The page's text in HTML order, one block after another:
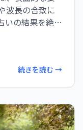
波長の合致に
いの結果を絶対
性を丁寧に
から始まっ
ーションを続
続きを読む →